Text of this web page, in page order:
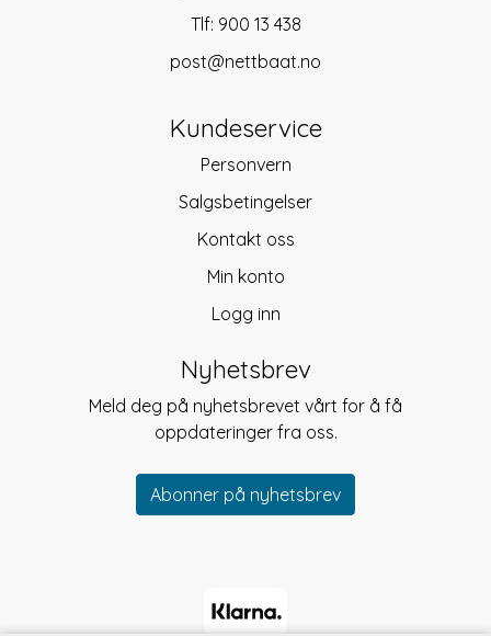
Tlf: 900 13 438
post@nettbaat.no
Kundeservice
Personvern
Salgsbetingelser
Kontakt oss
Min konto
Logg inn
Nyhetsbrev
Meld deg på nyhetsbrevet vårt for å få
oppdateringer fra oss.
Abonner på nyhetsbrev